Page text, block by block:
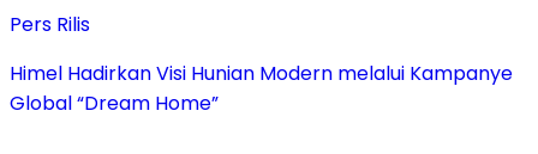
Pers Rilis
Himel Hadirkan Visi Hunian Modern melalui Kampanye
Global “Dream Home”